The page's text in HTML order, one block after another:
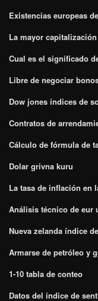
Existencias europeas
La mayor
Cual es el significado
Libre de negociar
Dow jones índices de
Contratos de
Cálculo de fórmula de
Dolar grivna kuru
La tasa de inflación en
Análisis técnico de eur
Nueva zelanda índice
Armarse de petróleo y
1-10 tabla de conteo
Datos del índice de